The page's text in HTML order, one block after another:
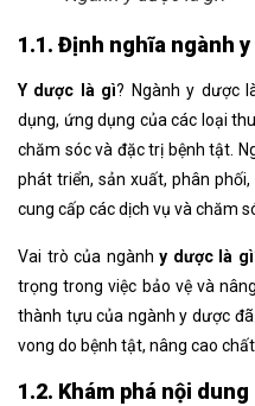
1.1. Định nghĩa ngành
Y dược là gì? Ngành y dược
dụng, ứng dụng của các loại
chăm sóc và đặc trị bệnh tật.
phát triển, sản xuất, phân
cung cấp các dịch vụ và chăm
Vai trò của ngànhy dược là gì
trọng trong việc bảo vệ và
thành tựu của ngành y dược
vong do bệnh tật, nâng cao
1.2. Khám phá nội